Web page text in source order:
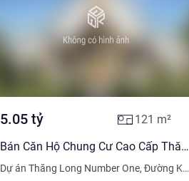
,Cầu Giấy, Hà Nội
5.05 tỷ 121 m²
Bán Căn Hộ Chung Cư Cao Cấp Thăng Long Number One, Cầu Giấy 121M2, Giá Bán 5.05 Tỷ
Dự án Thăng Long Number One, Đường Khuất Duy Tiến